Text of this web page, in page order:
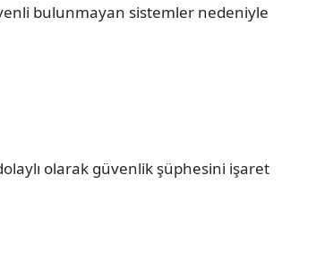
bulunmayan sistemler nedeniyle
olarak güvenlik şüphesini işaret